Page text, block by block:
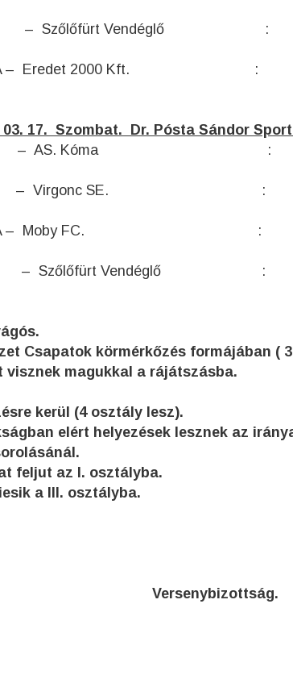
Vendéglő :
BAJA – Eredet 2000 Kft. :
03. 17. Szombat. Dr. Pósta
– AS. Kóma :
– Virgonc SE. :
BAJA – Moby FC. :
Szőlőfürt Vendéglő :
Csapatok körmérkőzés
visznek magukkal a rájátszásba.
kerül (4 osztály lesz).
elért helyezések lesznek az
feljut az I. osztályba.
a III. osztályba.
Versenybizottság.